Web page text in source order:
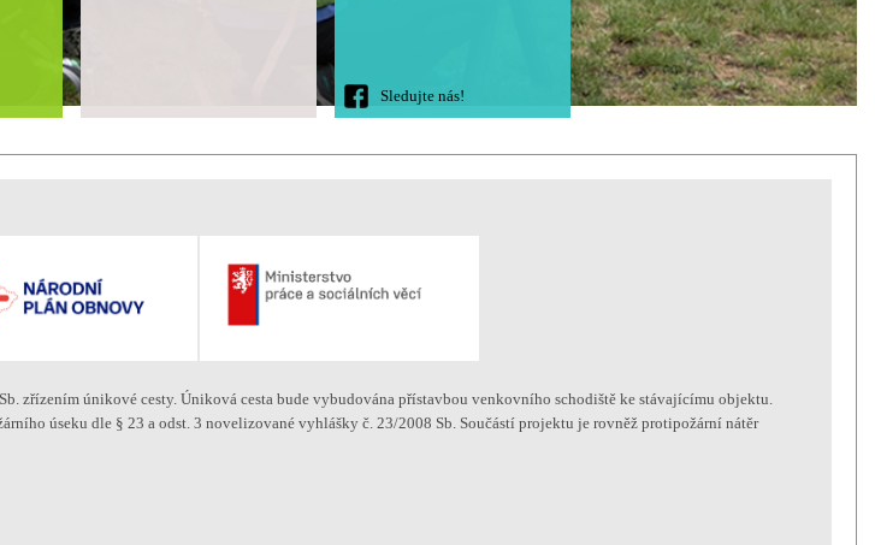
Sledujte nás!
zřízením únikové cesty. Úniková cesta bude vybudována přístavbou venkovního schodiště ke stávajícímu objektu.
úseku dle § 23 a odst. 3 novelizované vyhlášky č. 23/2008 Sb. Součástí projektu je rovněž protipožární nátěr